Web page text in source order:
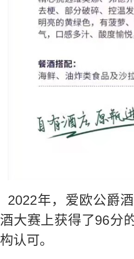
2022年，爱欧公爵
酒大赛上获得了96分
构认可。